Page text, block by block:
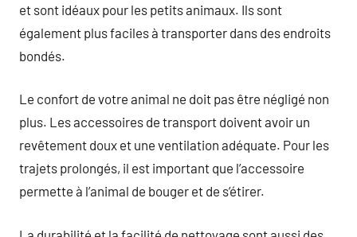
et sont idéaux pour les petits animaux. Ils sont
également plus faciles à transporter dans des endroits
bondés.
Le confort de votre animal ne doit pas être négligé non
plus. Les accessoires de transport doivent avoir un
revêtement doux et une ventilation adéquate. Pour les
trajets prolongés, il est important que l’accessoire
permette à l’animal de bouger et de s’étirer.